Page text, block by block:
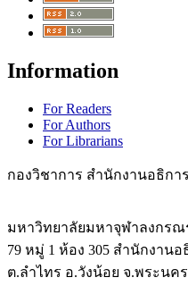
Information
For Readers
For Authors
For Librarians
กองวิชาการ สำนักงานอธิกา
มหาวิทยาลัยมหาจุฬาลงกรณ
79 หมู่ 1 ห้อง 305 สำนักงาน
ต.ลำไทร อ.วังน้อย จ.พระนค